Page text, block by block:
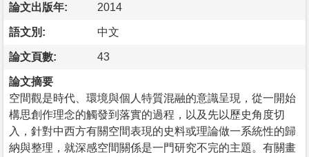
論文出版年: 2014
語文別: 中文
論文頁數: 43
論文摘要
空間觀是時代、環境與個人特質混融的意識呈現，從一開始
構思創作理念的觸發到落實的過程，以及先以歷史角度切
入，針對中西方有關空間表現的史料或理論做一系統性的歸
納與整理，就深感空間關係是一門研究不完的主題。有關畫